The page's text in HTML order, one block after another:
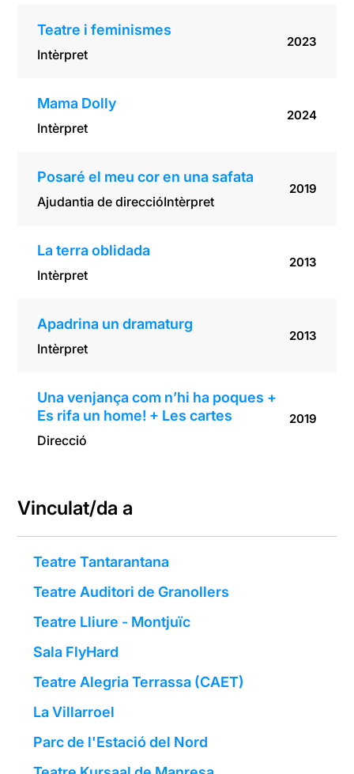
Teatre i feminismes
Intèrpret
2023
Mama Dolly
Intèrpret
2024
Posaré el meu cor en una safata
Ajudantia de direccióIntèrpret
2019
La terra oblidada
Intèrpret
2013
Apadrina un dramaturg
Intèrpret
2013
Una venjança com n’hi ha poques +
Es rifa un home! + Les cartes
Direcció
2019
Vinculat/da a
Teatre Tantarantana
Teatre Auditori de Granollers
Teatre Lliure - Montjuïc
Sala FlyHard
Teatre Alegria Terrassa (CAET)
La Villarroel
Parc de l'Estació del Nord